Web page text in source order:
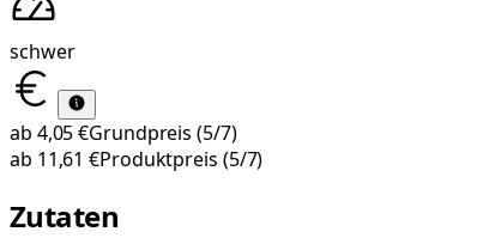
schwer
ab 4,05 €Grundpreis (5/7)
ab 11,61 €Produktpreis (5/7)
Zutaten